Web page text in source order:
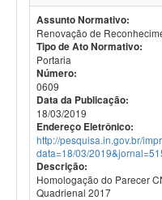
Assunto Normativo:
Renovação de
Tipo de Ato Normativo:
Portaria
Número:
0609
Data da Publicação:
18/03/2019
Endereço Eletrônico:
http://pesquisa.in.gov.br/
data=18/03/
Descrição:
Homologação do Parecer
Quadrienal 2017